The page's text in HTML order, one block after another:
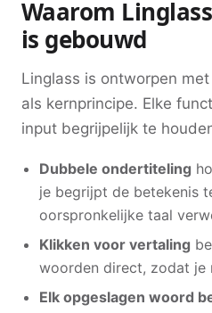
Waarom
is gebouwd
Linglass is ontworpen
als kernprincipe. Elke
input begrijpelijk te
Dubbele ondertiteling
je begrijpt de betekenis
oorspronkelijke taal
Klikken voor vertaling
woorden direct, zodat
Elk opgeslagen woord